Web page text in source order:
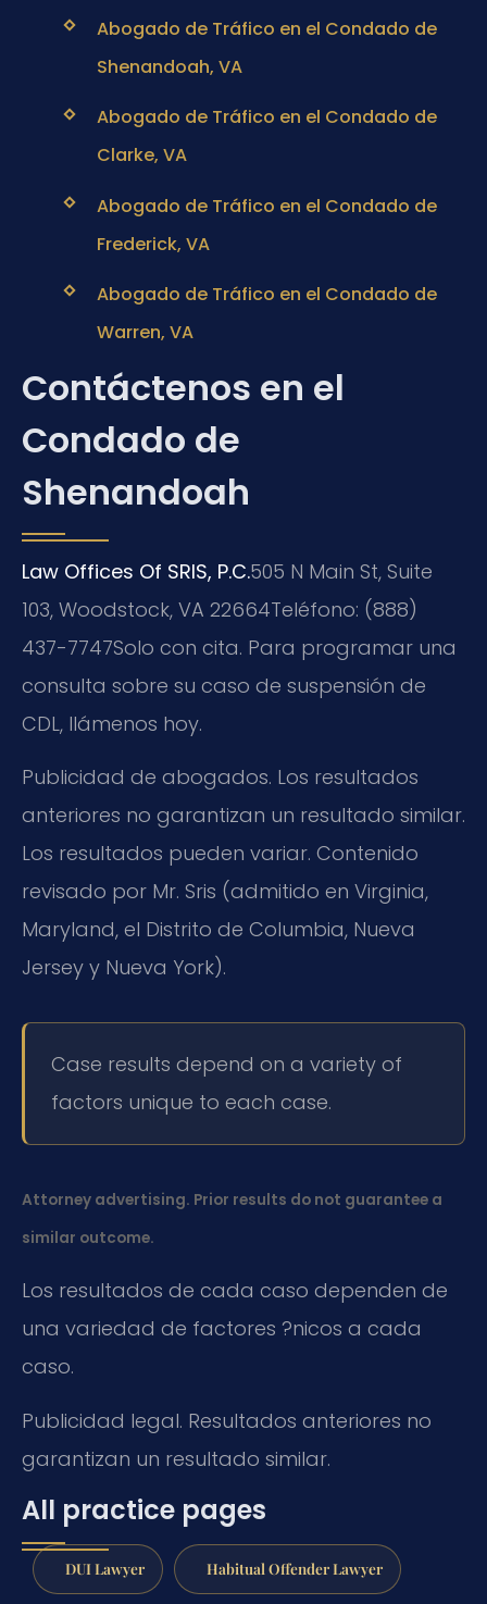
Abogado de Tráfico en el Condado de
Shenandoah, VA
Abogado de Tráfico en el Condado de
Clarke, VA
Abogado de Tráfico en el Condado de
Frederick, VA
Abogado de Tráfico en el Condado de
Warren, VA
Contáctenos en el
Condado de
Shenandoah
Law Offices Of SRIS, P.C.505 N Main St, Suite
103, Woodstock, VA 22664Teléfono: (888)
437-7747Solo con cita. Para programar una
consulta sobre su caso de suspensión de
CDL, llámenos hoy.
Publicidad de abogados. Los resultados
anteriores no garantizan un resultado similar.
Los resultados pueden variar. Contenido
revisado por Mr. Sris (admitido en Virginia,
Maryland, el Distrito de Columbia, Nueva
Jersey y Nueva York).
Case results depend on a variety of
factors unique to each case.
Attorney advertising. Prior results do not guarantee a
similar outcome.
Los resultados de cada caso dependen de
una variedad de factores ?nicos a cada
caso.
Publicidad legal. Resultados anteriores no
garantizan un resultado similar.
All practice pages
DUI Lawyer Habitual Offender Lawyer